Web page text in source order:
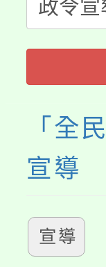
代
公
代
轉
《
程
心
「全
宣導
宣導